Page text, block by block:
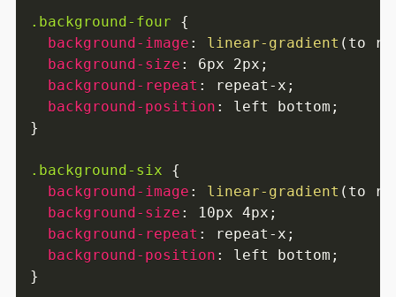
.background-four
{
background-image : linear-gradient ( to
background-size : 6px 2px ;
background-repeat : repeat-x ;
background-position : left bottom ;
}
.background-six
{
background-image : linear-gradient ( to
background-size : 10px 4px ;
background-repeat : repeat-x ;
background-position : left bottom ;
}